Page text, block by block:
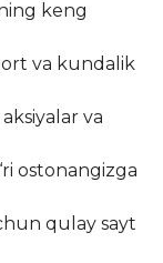
keng
va kundalik
va
ostonangizga
qulay sayt